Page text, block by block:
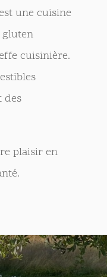
une cuisine
gluten
cuisinière.
des
plaisir en